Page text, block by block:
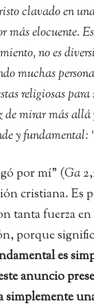
clavado en
más elocuente.
no es
muchas
religiosas
de mirar más
y fundamental:
por mí” (Ga
cristiana. Es
tanta fuerza
porque
es
anuncio
simplemente